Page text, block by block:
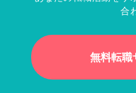
合
無料転職